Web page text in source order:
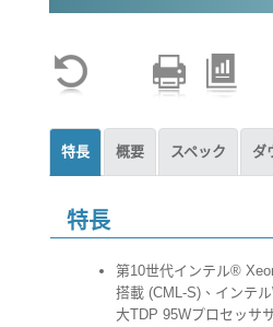
工場自動化(FA)
特長 概要 スペック ダ
特長
第10世代インテル®
搭載 (CML-S)、インテ
大TDP 95Wプロセッサ